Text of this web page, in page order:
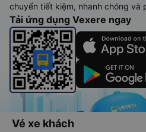
chuyển tiết kiệm, nhanh chóng và
Tải ứng dụng Vexere ngay
Vé xe khách